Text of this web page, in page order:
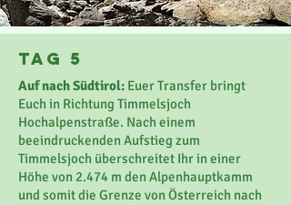
Tag 5
Auf nach Südtirol: Euer Transfer bringt
Euch in Richtung Timmelsjoch
Hochalpenstraße. Nach einem
beeindruckenden Aufstieg zum
Timmelsjoch überschreitet Ihr in einer
Höhe von 2.474 m den Alpenhauptkamm
und somit die Grenze von Österreich nach